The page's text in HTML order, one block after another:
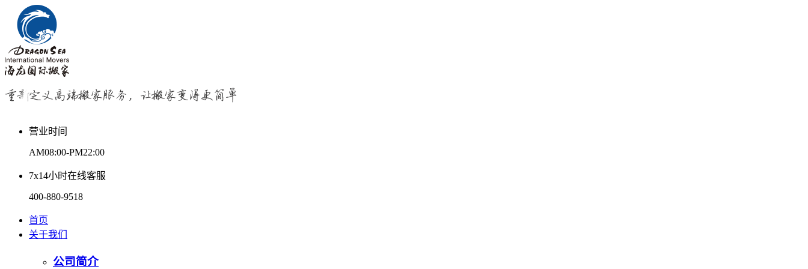
营业时间
AM08:00-PM22:00
7x14小时在线客服
400-880-9518
首页
关于我们
公司简介